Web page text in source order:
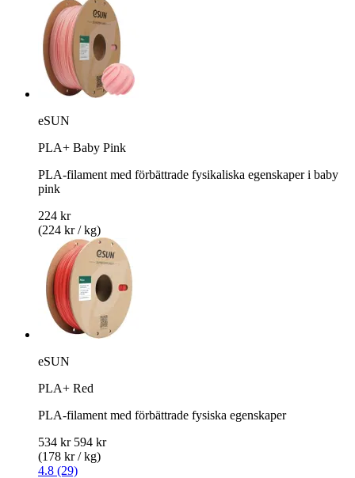
eSUN
PLA+ Baby Pink
PLA-filament med förbättrade fysikaliska egenskaper i baby
pink
224 kr
(224 kr / kg)
eSUN
PLA+ Red
PLA-filament med förbättrade fysiska egenskaper
534 kr 594 kr
(178 kr / kg)
4.8 (29)